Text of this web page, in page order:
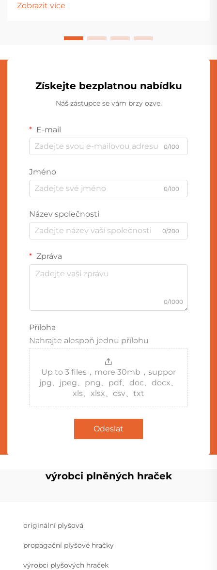
výplně obsahují hřejivé hračky také topné těleso a
Zobrazit více
Získejte bezplatnou nabídku
Náš zástupce se vám brzy ozve.
E-mail
0/100
Jméno
0/100
Název společnosti
0/200
Zpráva
0/1000
Příloha
Nahrajte alespoň jednu přílohu
Up to 3 files，more 30mb，suppor
jpg、jpeg、png、pdf、doc、docx、
xls、xlsx、csv、txt
Odeslat
výrobci plněných hraček
originální plyšová
propagační plyšové hračky
výrobci plyšových hraček